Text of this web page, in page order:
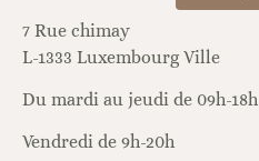
7 Rue chimay
L-1333 Luxembourg Ville
Du mardi au jeudi de 09h-18h
Vendredi de 9h-20h